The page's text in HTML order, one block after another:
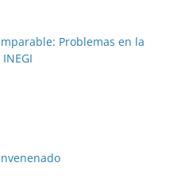
Problemas en la